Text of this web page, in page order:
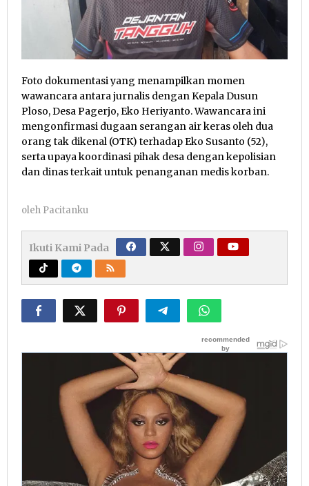
Foto dokumentasi yang menampilkan momen
wawancara antara jurnalis dengan Kepala Dusun
Ploso, Desa Pagerjo, Eko Heriyanto. Wawancara ini
mengonfirmasi dugaan serangan air keras oleh dua
orang tak dikenal (OTK) terhadap Eko Susanto (52),
serta upaya koordinasi pihak desa dengan kepolisian
dan dinas terkait untuk penanganan medis korban.
oleh Pacitanku
Ikuti Kami Pada